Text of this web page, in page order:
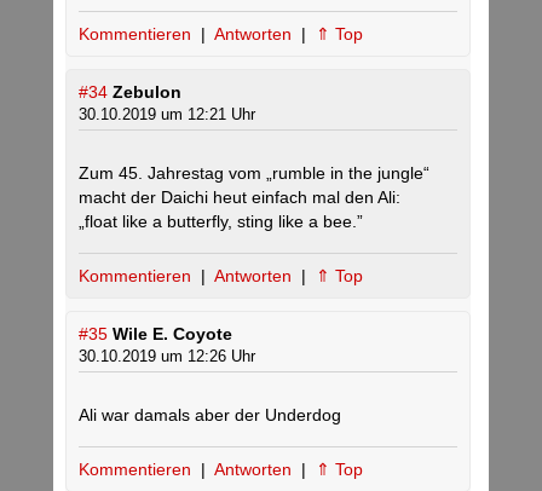
Kommentieren | Antworten | ⇑ Top
#34 Zebulon
30.10.2019 um 12:21 Uhr
Zum 45. Jahrestag vom „rumble in the jungle“
macht der Daichi heut einfach mal den Ali:
„float like a butterfly, sting like a bee.”
Kommentieren | Antworten | ⇑ Top
#35 Wile E. Coyote
30.10.2019 um 12:26 Uhr
Ali war damals aber der Underdog
Kommentieren | Antworten | ⇑ Top